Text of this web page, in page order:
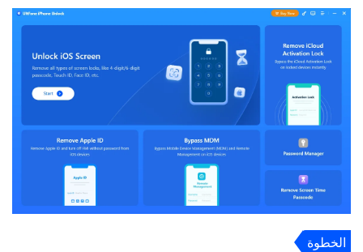
الخطوة